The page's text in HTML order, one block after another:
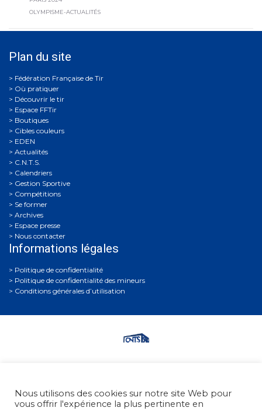
OLYMPISME-ACTUALITÉS
Plan du site
Où pratiquer
Découvrir le tir
Espace FFTir
Boutiques
Cibles couleurs
EDEN
Actualités
C.N.T.S.
Calendriers
Gestion Sportive
Compétitions
Se former
Archives
Espace presse
Nous contacter
Informations légales
Politique de confidentialité
Politique de confidentialité des mineurs
Conditions générales d’utilisation
• Tél. : +33 (0)1 58 05 45 45
Nous utilisons des cookies sur notre site Web pour
vous offrir l'expérience la plus pertinente en